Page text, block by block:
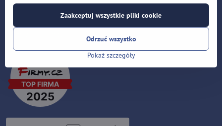
T: +420 553 038 721
nfo@lotki-sklep.pl
Pokaż szczegóły
Zaakceptuj wszystkie pliki cookie
Odrzuć wszystko